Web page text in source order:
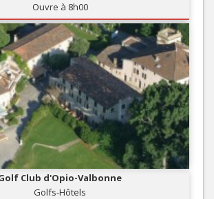
Ouvre à 8h00
Club d'Opio-Valbonne
Golfs-Hôtels